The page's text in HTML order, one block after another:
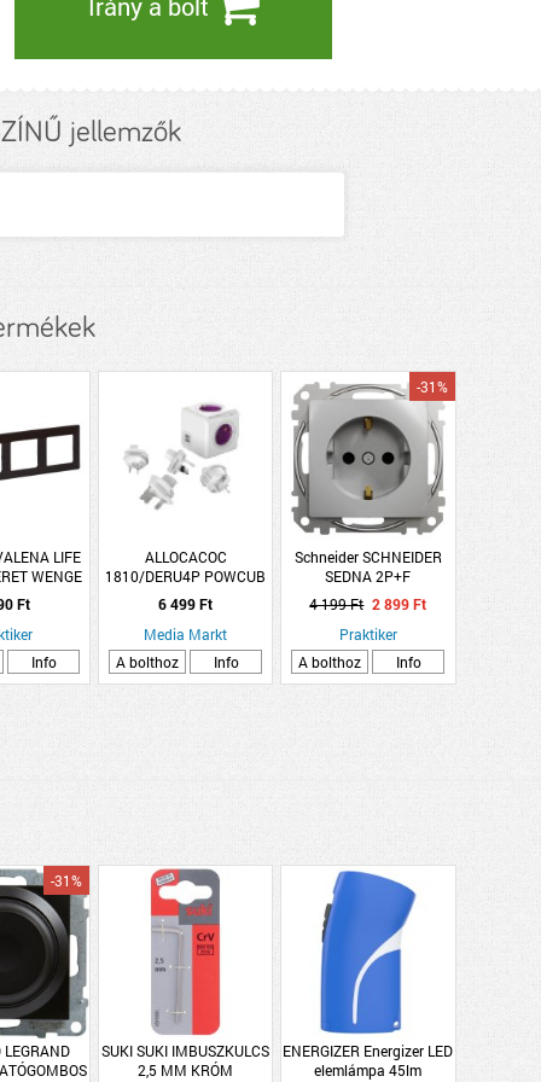
jellemzők
LIFE
WENGE
Ft
Info
ALLOCACOC
1810/DERU4P POWCUB
REWIRABLE USB+4X
6 499 Ft
Media Markt
A bolthoz
Info
Schneider SCHNEIDER
SEDNA 2P+F
CSATLAKOZÓALJZAT
BIZTONSÁGI ZSALU,
CSAVAROS BEKÖTÉS,
16A, ALUMÍNIUM SZÍNŰ
-31%
4 199 Ft 2 899 Ft
Praktiker
A bolthoz
Info
LEGRAND
-31%
SUKI SUKI IMBUSZKULCS
2,5 MM KRÓM
ENERGIZER Energizer LED
elemlámpa 45lm